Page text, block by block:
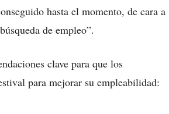
hasta el momento, de cara a
de empleo”.
clave para que los
para mejorar su empleabilidad: